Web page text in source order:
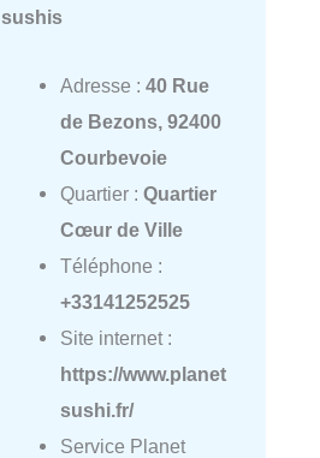
sushis
Adresse : 40 Rue
de Bezons, 92400
Courbevoie
Quartier : Quartier
Cœur de Ville
Téléphone :
+33141252525
Site internet :
https://www.planet
sushi.fr/
Service Planet